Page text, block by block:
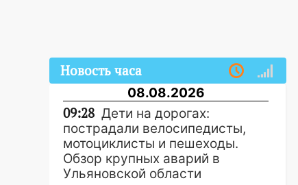
Новость часа
08.08.2026
09:28 Дети на дорогах:
пострадали велосипедисты,
мотоциклисты и пешеходы.
Обзор крупных аварий в
Ульяновской области